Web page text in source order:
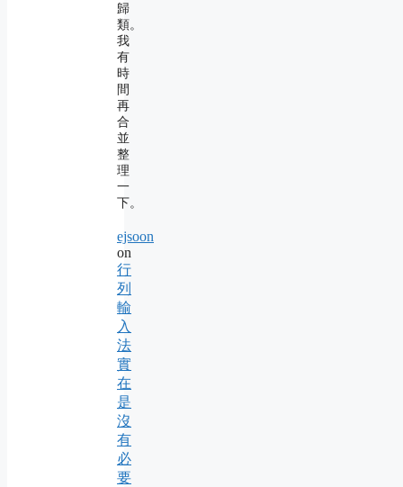
歸
類。
我
有
時
間
再
合
並
整
理
一
下。
ejsoon
on
行
列
輸
入
法
實
在
是
沒
有
必
要